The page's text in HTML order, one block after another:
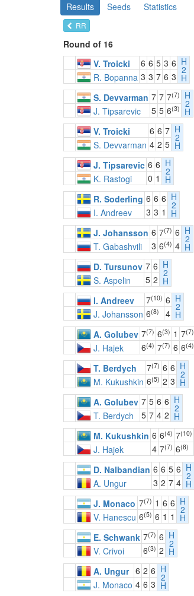
Results Seeds Statistics
RR
Round of 16
V. Troicki
6 6 5 3 6 H
2
H
R. Bopanna 3 3 7 6 3
S. Devvarman 7 7 7(7) H
2
H
J. Tipsarevic 5 5 6(3)
V. Troicki
6 6 7 H
2
H
S. Devvarman 4 2 5
J. Tipsarevic 6 6 H
2
H
K. Rastogi 0 1
R. Soderling 6 6 6 H
2
H
I. Andreev 3 3 1
J. Johansson 6 7(7) 6 H
2
H
T. Gabashvili 3 6(4) 4
D. Tursunov 7 6 H
2
H
S. Aspelin 5 2
I. Andreev
7(10) 6 H
2
H
J. Johansson 6(8) 4
A. Golubev 7(7) 6(3) 1 7(7)
J. Hajek 6(4) 7(7) 6 6(4)
T. Berdych
7(7) 6 6 H
2
H
M. Kukushkin 6(5) 2 3
A. Golubev 7 5 6 6 H
2
H
T. Berdych 5 7 4 2
M. Kukushkin 6 6(4) 7(10)
J. Hajek 4 7(7) 6(8)
D. Nalbandian 6 6 5 6 H
2
H
A. Ungur 3 2 7 4
J. Monaco 7(7) 1 6 6 H
2
H
V. Hanescu 6(5) 6 1 1
E. Schwank 7(7) 6 H
2
H
V. Crivoi 6(3) 2
A. Ungur 6 2 6 H
2
H
J. Monaco 4 6 3